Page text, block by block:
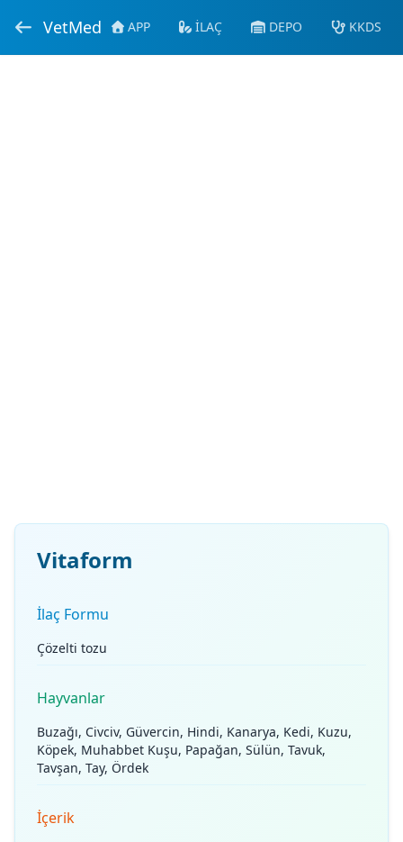
VetMed APP İLAÇ DEPO KKDS
Vitaform
İlaç Formu
Çözelti tozu
Hayvanlar
Buzağı, Civciv, Güvercin, Hindi, Kanarya, Kedi, Kuzu,
Köpek, Muhabbet Kuşu, Papağan, Sülün, Tavuk,
Tavşan, Tay, Ördek
İçerik